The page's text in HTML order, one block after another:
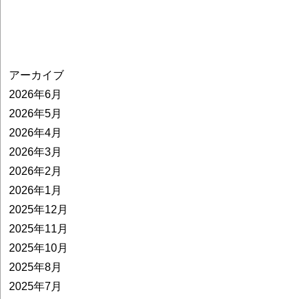
アーカイブ
2026年6月
2026年5月
2026年4月
2026年3月
2026年2月
2026年1月
2025年12月
2025年11月
2025年10月
2025年8月
2025年7月